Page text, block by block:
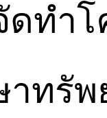
ทำ
ทรั